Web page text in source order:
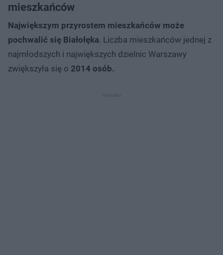
mieszkańców
Największym przyrostem mieszkańców może
pochwalić się Białołęka. Liczba mieszkańców jednej z
najmłodszych i największych dzielnic Warszawy
zwiększyła się o 2014 osób.